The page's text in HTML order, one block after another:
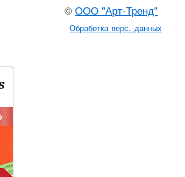
©ООО "Арт-Тренд"
Обработка перс. данных